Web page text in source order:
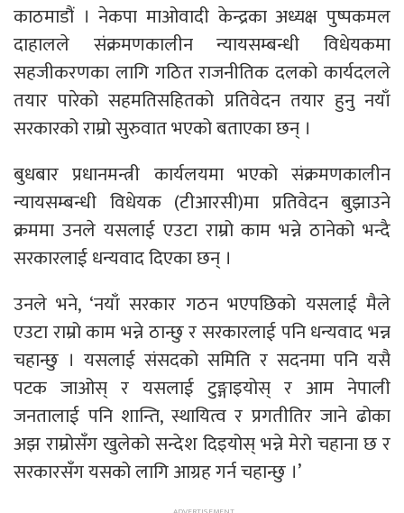
काठमाडौं । नेकपा माओवादी केन्द्रका अध्यक्ष पुष्पकमल
दाहालले संक्रमणकालीन न्यायसम्बन्धी विधेयकमा
सहजीकरणका लागि गठित राजनीतिक दलको कार्यदलले
तयार पारेको सहमतिसहितको प्रतिवेदन तयार हुनु नयाँ
सरकारको राम्रो सुरुवात भएको बताएका छन् ।
बुधबार प्रधानमन्त्री कार्यलयमा भएको संक्रमणकालीन
न्यायसम्बन्धी विधेयक (टीआरसी)मा प्रतिवेदन बुझाउने
क्रममा उनले यसलाई एउटा राम्रो काम भन्ने ठानेको भन्दै
सरकारलाई धन्यवाद दिएका छन् ।
उनले भने, ‘नयाँ सरकार गठन भएपछिको यसलाई मैले
एउटा राम्रो काम भन्ने ठान्छु र सरकारलाई पनि धन्यवाद भन्न
चहान्छु । यसलाई संसदको समिति र सदनमा पनि यसै
पटक जाओस् र यसलाई टुङ्गाइयोस् र आम नेपाली
जनतालाई पनि शान्ति, स्थायित्व र प्रगतीतिर जाने ढोका
अझ राम्रोसँग खुलेको सन्देश दिइयोस् भन्ने मेरो चहाना छ र
सरकारसँग यसको लागि आग्रह गर्न चहान्छु ।’